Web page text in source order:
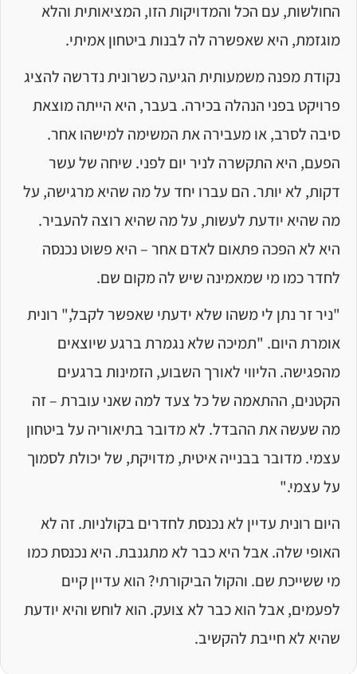
החולשות, עם הכל והמדויקות הזו, המציאותית והלא
מוגזמת, היא שאפשרה לה לבנות ביטחון אמיתי.
נקודת מפנה משמעותית הגיעה כשרונית נדרשה להציג
פרויקט בפני הנהלה בכירה. בעבר, היא הייתה מוצאת
סיבה לסרב, או מעבירה את המשימה למישהו אחר.
הפעם, היא התקשרה לניר יום לפני. שיחה של עשר
דקות, לא יותר. הם עברו יחד על מה שהיא מרגישה, על
מה שהיא יודעת לעשות, על מה שהיא רוצה להעביר.
היא לא הפכה פתאום לאדם אחר – היא פשוט נכנסה
לחדר כמו מי שמאמינה שיש לה מקום שם.
"ניר זר נתן לי משהו שלא ידעתי שאפשר לקבל," רונית
אומרת היום. "תמיכה שלא נגמרת ברגע שיוצאים
מהפגישה. הליווי לאורך השבוע, הזמינות ברגעים
הקטנים, ההתאמה של כל צעד למה שאני עוברת – זה
מה שעשה את ההבדל. לא מדובר בתיאוריה על ביטחון
עצמי. מדובר בבנייה איטית, מדויקת, של יכולת לסמוך
על עצמי."
היום רונית עדיין לא נכנסת לחדרים בקולניות. זה לא
האופי שלה. אבל היא כבר לא מתגנבת. היא נכנסת כמו
מי ששייכת שם. והקול הביקורתי? הוא עדיין קיים
לפעמים, אבל הוא כבר לא צועק. הוא לוחש והיא יודעת
שהיא לא חייבת להקשיב.